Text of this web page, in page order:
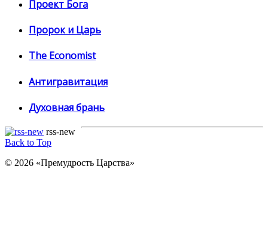
Проект Бога
Пророк и Царь
The Economist
Антигравитация
Духовная брань
rss-new
Back to Top
© 2026 «Премудрость Царства»